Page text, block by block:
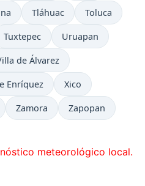
Tláhuac Toluca
Tuxtepec Uruapan
de Álvarez
Enríquez Xico
Zamora Zapopan
meteorológico local.